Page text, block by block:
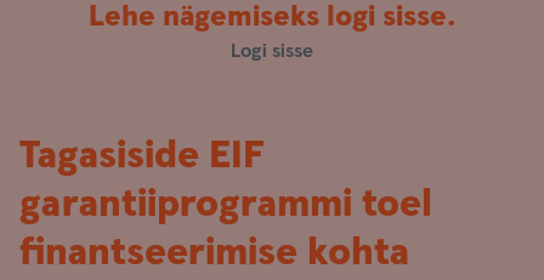
Lehe nägemiseks logi sisse.
Logi sisse
Tagasiside EIF
garantiiprogrammi toel
finantseerimise kohta